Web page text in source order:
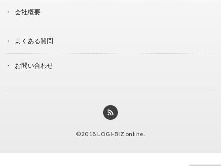
会社概要
よくある質問
お問い合わせ
©2018 LOGI-BIZ online